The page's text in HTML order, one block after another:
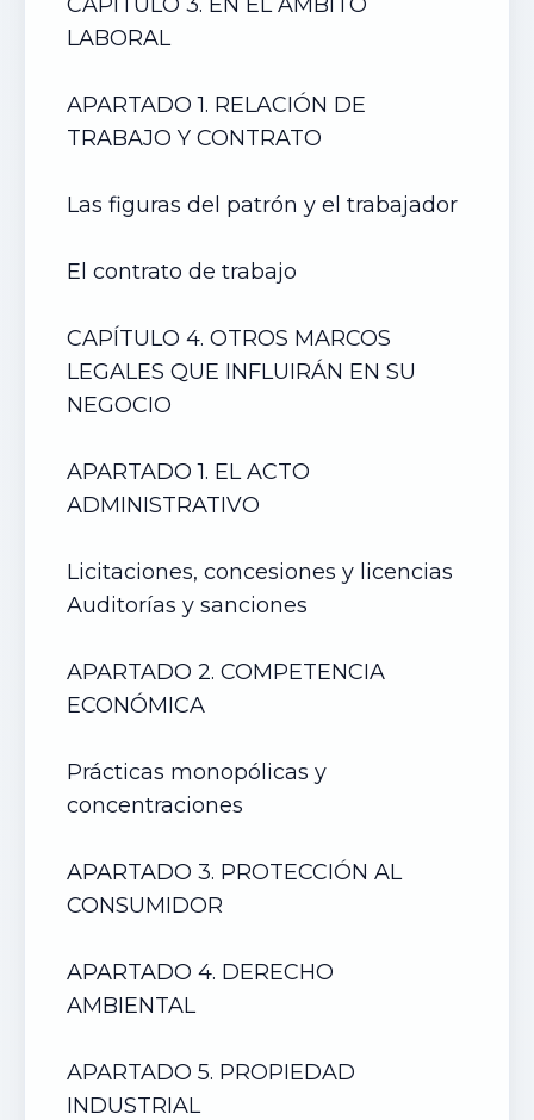
LABORAL
APARTADO 1. RELACIÓN DE
TRABAJO Y CONTRATO
Las figuras del patrón y el trabajador
El contrato de trabajo
CAPÍTULO 4. OTROS MARCOS
LEGALES QUE INFLUIRÁN EN SU
NEGOCIO
APARTADO 1. EL ACTO
ADMINISTRATIVO
Licitaciones, concesiones y licencias
Auditorías y sanciones
APARTADO 2. COMPETENCIA
ECONÓMICA
Prácticas monopólicas y
concentraciones
APARTADO 3. PROTECCIÓN AL
CONSUMIDOR
APARTADO 4. DERECHO
AMBIENTAL
APARTADO 5. PROPIEDAD
INDUSTRIAL